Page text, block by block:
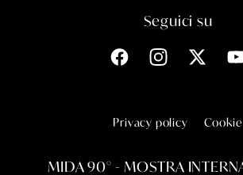
Seguici su
FacebookInstagram
Privacy policy Cookie
MIDA 90° - MOSTRA